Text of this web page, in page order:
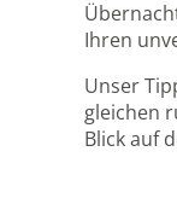
Ihren
Unser
gleichen
Blick auf